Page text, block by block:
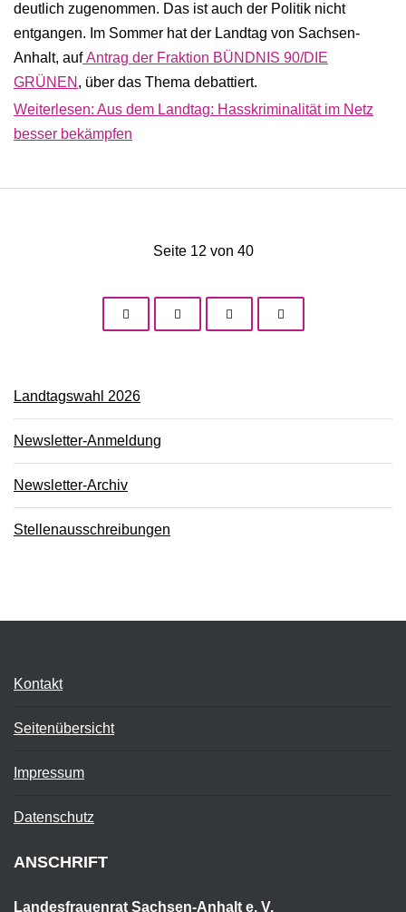
deutlich zugenommen. Das ist auch der Politik nicht
entgangen. Im Sommer hat der Landtag von Sachsen-
Anhalt, aufAntrag der Fraktion BÜNDNIS 90/DIE
GRÜNEN , über das Thema debattiert.
Weiterlesen: Aus dem Landtag: Hasskriminalität im Netz
besser bekämpfen
Seite 12 von 40
Landtagswahl 2026
Newsletter-Anmeldung
Newsletter-Archiv
Stellenausschreibungen
Kontakt
Seitenübersicht
Impressum
Datenschutz
ANSCHRIFT
Landesfrauenrat Sachsen-Anhalt e. V.